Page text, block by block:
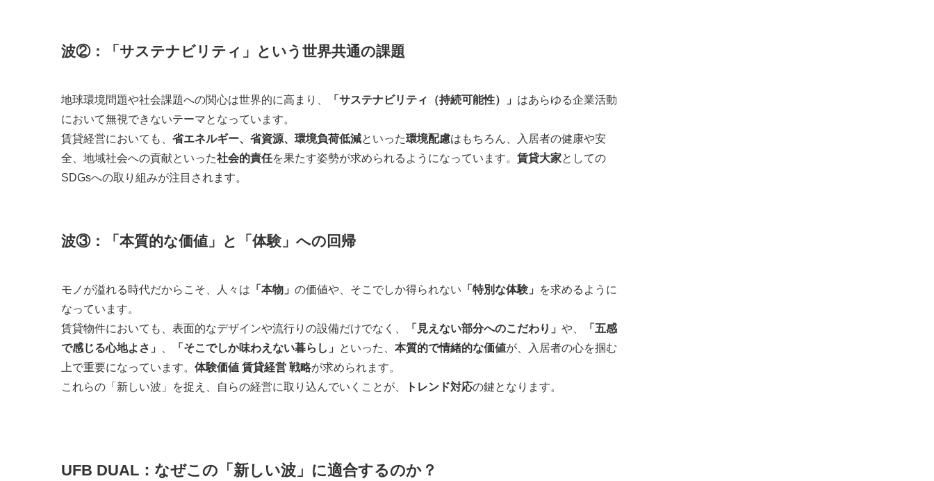
波②： 「サステナビリティ」 という世界共通の課題
地球環境問題や社会課題への関心は世界的に高まり、 「サステナビリティ（持続可能性）」 はあらゆる企業活動
において無視できないテーマとなっています。
賃貸経営においても、 省エネルギー、省資源、環境負荷低減といった環境配慮はもちろん、入居者の健康や安
全、地域社会への貢献といった社会的責任を果たす姿勢が求められるようになっています。 賃貸大家としての
SDGsへの取り組みが注目されます。
波③： 「本質的な価値」 と 「体験」 への回帰
モノが溢れる時代だからこそ、人々は 「本物」 の価値や、そこでしか得られない 「特別な体験」
を求めるように
なっています。
賃貸物件においても、表面的なデザインや流行りの設備だけでなく、
「見えない部分へのこだわり」 や、
「五感
で感じる心地よさ」
「そこでしか味わえない暮らし」 といった、 本質的で情緒的な価値が、入居者の心を掴む
上で重要になっています。 体験価値 賃貸経営 戦略が求められます。
これらの「新しい波」を捉え、自らの経営に取り込んでいくことが、
トレンド対応の鍵となります。
UFB DUAL：なぜこの「新しい波」に適合するのか？